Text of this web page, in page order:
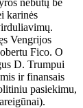
karinės
Vengrijos
Fico. O
D. Trumpui
ir finansais
pasiekimu,